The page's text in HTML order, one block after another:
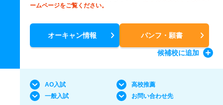
ームページをご覧ください。
オーキャン情報 パンフ・願書
候補校に追加
AO入試
高校推薦
一般入試
お問い合わせ先